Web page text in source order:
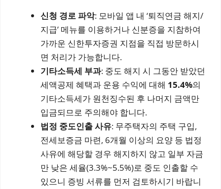
신청 경로 파악: 모바일 앱 내 ‘퇴직연금 해지/
지급’ 메뉴를 이용하거나 신분증을 지참하여
가까운 신한투자증권 지점을 직접 방문하시
면 처리가 가능합니다.
기타소득세 부과: 중도 해지 시 그동안 받았던
세액공제 혜택과 운용 수익에 대해 15.4%의
기타소득세가 원천징수된 후 나머지 금액만
입금되므로 주의해야 합니다.
법정 중도인출 사유: 무주택자의 주택 구입,
전세보증금 마련, 6개월 이상의 요양 등 법정
사유에 해당할 경우 해지하지 않고 일부 자금
만 낮은 세율(3.3%~5.5%)로 중도 인출할 수
있으니 증빙 서류를 먼저 검토하시기 바랍니